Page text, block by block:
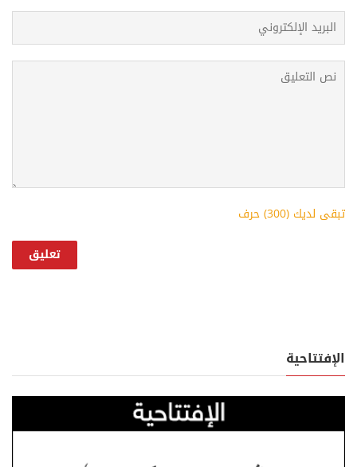
تبقى لديك (300) حرف
الإفتتاحية